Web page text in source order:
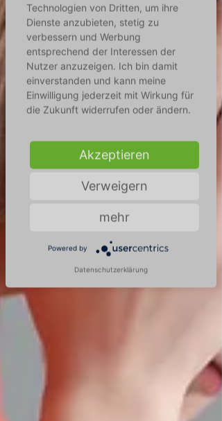
Technologien von Dritten, um ihre
Dienste anzubieten, stetig zu
verbessern und Werbung
entsprechend der Interessen der
Nutzer anzuzeigen. Ich bin damit
einverstanden und kann meine
Einwilligung jederzeit mit Wirkung für
die Zukunft widerrufen oder ändern.
Akzeptieren
Verweigern
mehr
Powered by
Datenschutzerklärung